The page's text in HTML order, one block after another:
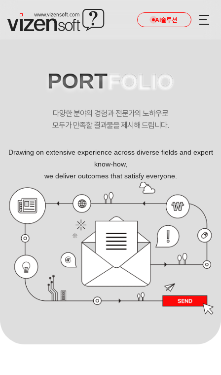
AI솔루션
한국교육시설안전원 포트폴리오
PORTFOLIO
다양한 분야의 경험과 전문가의 노하우로
모두가 만족할 결과물을 제시해 드립니다.
Drawing on extensive experience across diverse fields and expert
know-how,
we deliver outcomes that satisfy everyone.